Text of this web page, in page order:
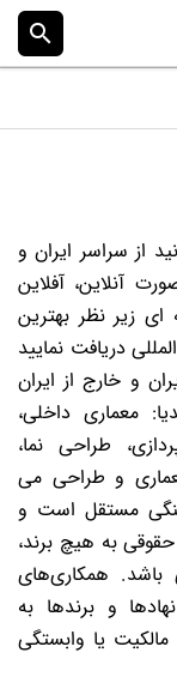
search
از سراسر ایران و
آنلاین، آفلاین
زیر نظر بهترین
دریافت نمایید
و خارج از ایران
معماری داخلی،
طراحی نما،
و طراحی می
مستقل است و
به هیچ برند،
همکاری‌های
و برندها به
یا وابستگی